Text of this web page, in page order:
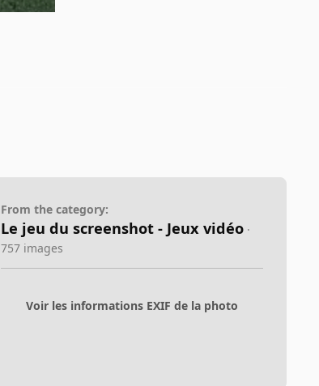
From the category:
Le jeu du screenshot - Jeux vidéo ·
757 images
Voir les informations EXIF de la photo